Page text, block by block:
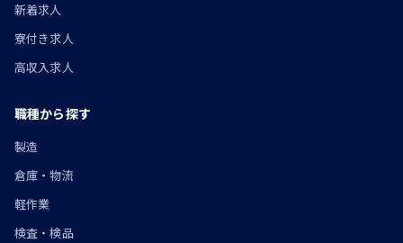
新着求人
寮付き求人
高収入求人
職種から探す
製造
倉庫・物流
軽作業
検査・検品